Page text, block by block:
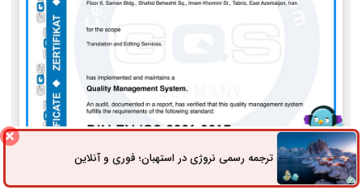
ترجمه رسمی نروژی در استهبان؛ فوری و آنلاینثبت سفارش راه های ارتباطی